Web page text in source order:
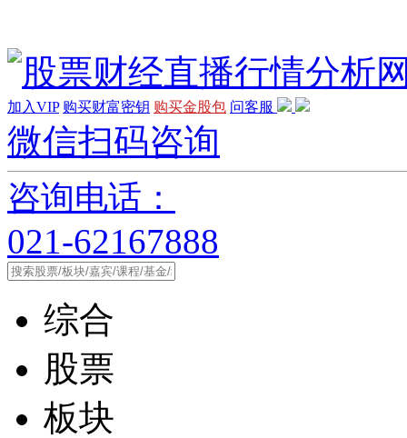
加入VIP 购买财富密钥 购买金股包 问客服
微信扫码咨询
咨询电话：
021-62167888
综合
股票
板块